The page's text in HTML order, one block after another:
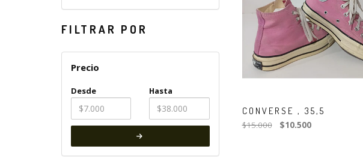
FILTRAR POR
Precio
Desde Hasta
CONVERSE , 35,5
$15.000 $10.500